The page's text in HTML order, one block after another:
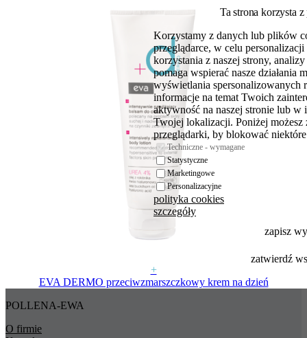
+
EVA DERMO przeciwzmarszczkowy krem na dzień
Ta strona korzysta
Korzystamy z danych lub plików
przeglądarce, w celu
korzystania z naszej strony,
pomaga wspierać nasze działania
wyświetlania spersonalizowanych
informacje na temat Twoich
aktywność na naszej stronie lub
Twojej lokalizacji. Poniżej możesz
przeglądarki, by blokować
Techniczne - wymagane
Statystyczne
Marketingowe
Personalizacyjne
polityka cookies
szczegóły
zapisz
zatwierdź
POLLENA-EWA
O firmie